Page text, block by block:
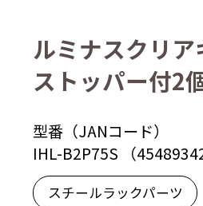
ルミナスクリア
ストッパー付2
型番（JANコード）
IHL-B2P75S （
スチールラックパーツ